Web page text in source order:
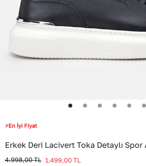
⚡En İyi Fiyat
Erkek Deri Lacivert Toka Detaylı Spor
4.998,00TL 1.499,00TL